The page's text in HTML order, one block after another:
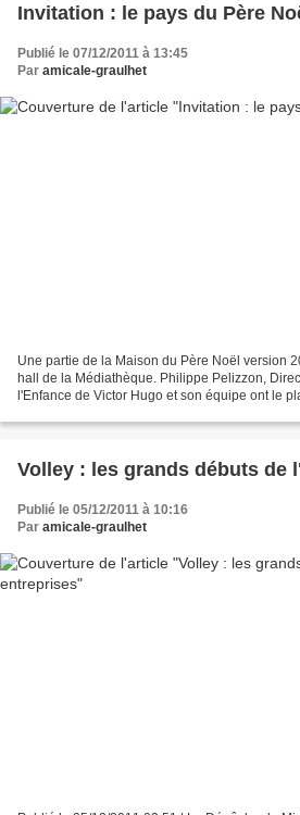
Invitation : le pays du Père
Publié le 07/12/2011 à 13:45
Par amicale-graulhet
Une partie de la Maison du Père Noël version
hall de la Médiathèque. Philippe Pelizzon,
l'Enfance de Victor Hugo et son équipe ont le
Volley : les grands débuts de
Publié le 05/12/2011 à 10:16
Par amicale-graulhet